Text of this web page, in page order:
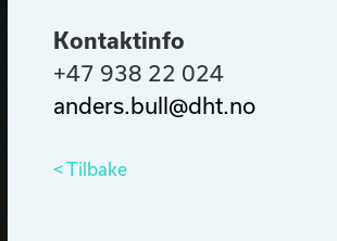
Kontaktinfo
+47 938 22 024
anders.bull@dht.no
< Tilbake